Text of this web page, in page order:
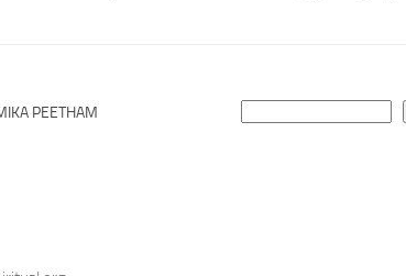
PEETHAM